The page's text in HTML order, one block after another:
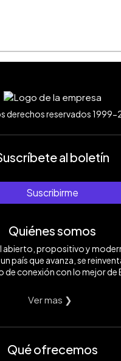
derechos reservados
al boletín
Suscribirme
Quiénes somos
abierto, propositivo y
país que avanza, se
de conexión con lo mejor de
Ver mas ❯
Qué ofrecemos